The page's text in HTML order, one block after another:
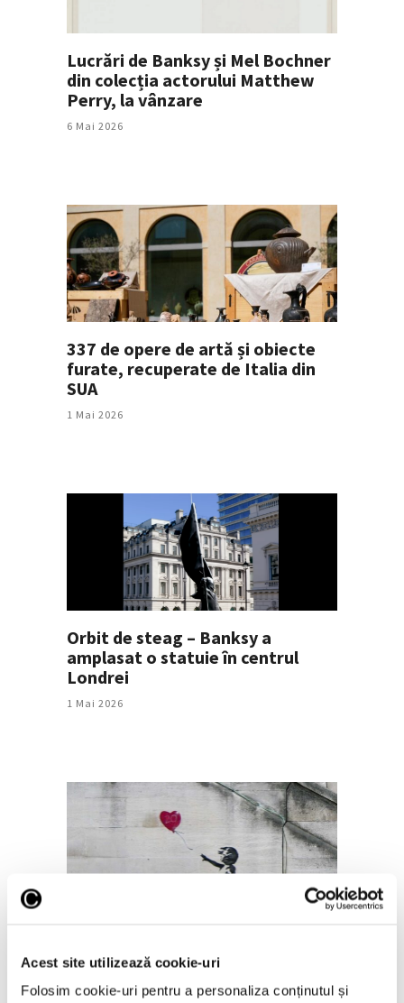
Acest site utilizează cookie-uri
Folosim cookie-uri pentru a personaliza conținutul și
Lucrări de Banksy și Mel Bochner
din colecția actorului Matthew
Perry, la vânzare
6 Mai 2026
337 de opere de artă și obiecte
furate, recuperate de Italia din
SUA
1 Mai 2026
Orbit de steag – Banksy a
amplasat o statuie în centrul
Londrei
1 Mai 2026
14 Martie 2026